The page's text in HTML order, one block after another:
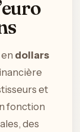
dollars
et
fonction
des